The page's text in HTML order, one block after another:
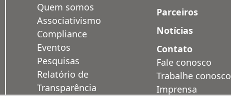
Quem somos
Associativismo
Compliance
Eventos
Pesquisas
Relatório de
Transparência
Parceiros
Notícias
Contato
Fale conosco
Trabalhe conosco
Imprensa